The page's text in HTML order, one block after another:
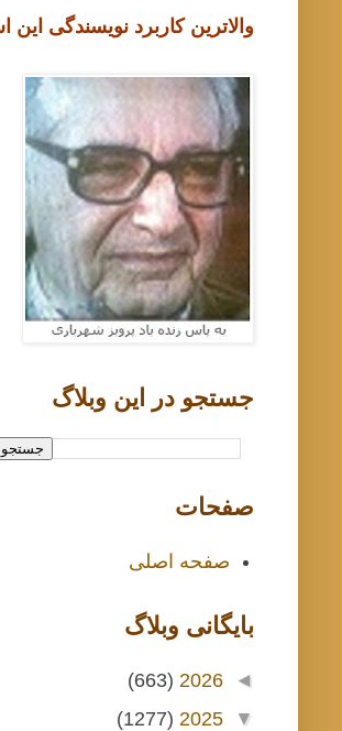
والاترین کاربرد نویسندگی این
جستجو در اين وبلاگ
صفحات
صفحه اصلی
بايگانی وبلاگ
◄
2026
(663)
▼
2025
(1277)